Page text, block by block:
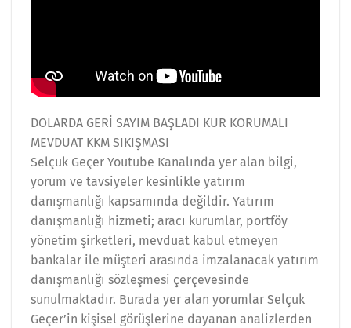
DOLARDA GERİ SAYIM BAŞLADI KUR KORUMALI
MEVDUAT KKM SIKIŞMASI
Selçuk Geçer Youtube Kanalında yer alan bilgi,
yorum ve tavsiyeler kesinlikle yatırım
danışmanlığı kapsamında değildir. Yatırım
danışmanlığı hizmeti; aracı kurumlar, portföy
yönetim şirketleri, mevduat kabul etmeyen
bankalar ile müşteri arasında imzalanacak yatırım
danışmanlığı sözleşmesi çerçevesinde
sunulmaktadır. Burada yer alan yorumlar Selçuk
Geçer’in kişisel görüşlerine dayanan analizlerden